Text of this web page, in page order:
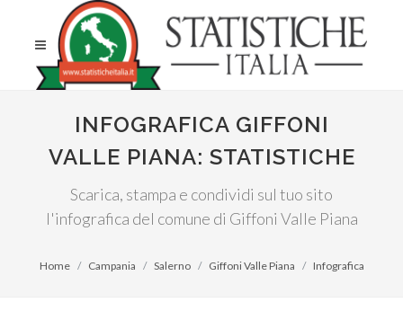
INFOGRAFICA GIFFONI
VALLE PIANA: STATISTICHE
Scarica, stampa e condividi sul tuo sito
l'infografica del comune di Giffoni Valle Piana
Home Campania Salerno Giffoni Valle Piana Infografica